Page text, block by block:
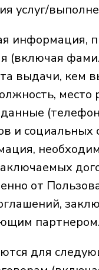
услуг/
информация,
(включая
выдачи, кем
место
и социальных
от
партнером.
для